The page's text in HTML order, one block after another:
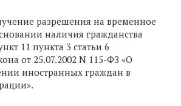
разрешения на временное
наличия гражданства
11 пункта 3 статьи 6
от 25.07.2002 N 115-ФЗ «О
иностранных граждан в